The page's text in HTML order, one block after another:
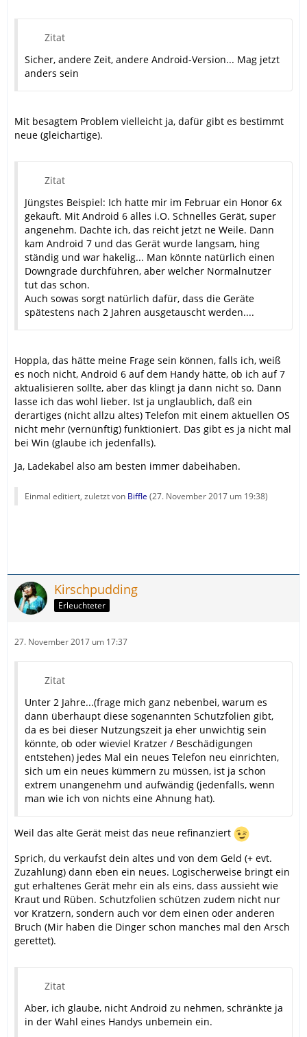
Zitat
Sicher, andere Zeit, andere Android-Version... Mag jetzt
anders sein
Mit besagtem Problem vielleicht ja, dafür gibt es bestimmt
neue (gleichartige).
Zitat
Jüngstes Beispiel: Ich hatte mir im Februar ein Honor 6x
gekauft. Mit Android 6 alles i.O. Schnelles Gerät, super
angenehm. Dachte ich, das reicht jetzt ne Weile. Dann
kam Android 7 und das Gerät wurde langsam, hing
ständig und war hakelig... Man könnte natürlich einen
Downgrade durchführen, aber welcher Normalnutzer
tut das schon.
Auch sowas sorgt natürlich dafür, dass die Geräte
spätestens nach 2 Jahren ausgetauscht werden....
Hoppla, das hätte meine Frage sein können, falls ich, weiß
es noch nicht, Android 6 auf dem Handy hätte, ob ich auf 7
aktualisieren sollte, aber das klingt ja dann nicht so. Dann
lasse ich das wohl lieber. Ist ja unglaublich, daß ein
derartiges (nicht allzu altes) Telefon mit einem aktuellen OS
nicht mehr (vernünftig) funktioniert. Das gibt es ja nicht mal
bei Win (glaube ich jedenfalls).
Ja, Ladekabel also am besten immer dabeihaben.
Einmal editiert, zuletzt von Biffle (27. November 2017 um 19:38)
Kirschpudding
Erleuchteter
27. November 2017 um 17:37
Zitat
Unter 2 Jahre...(frage mich ganz nebenbei, warum es
dann überhaupt diese sogenannten Schutzfolien gibt,
da es bei dieser Nutzungszeit ja eher unwichtig sein
könnte, ob oder wieviel Kratzer / Beschädigungen
entstehen) jedes Mal ein neues Telefon neu einrichten,
sich um ein neues kümmern zu müssen, ist ja schon
extrem unangenehm und aufwändig (jedenfalls, wenn
man wie ich von nichts eine Ahnung hat).
Weil das alte Gerät meist das neue refinanziert
Sprich, du verkaufst dein altes und von dem Geld (+ evt.
Zuzahlung) dann eben ein neues. Logischerweise bringt ein
gut erhaltenes Gerät mehr ein als eins, dass aussieht wie
Kraut und Rüben. Schutzfolien schützen zudem nicht nur
vor Kratzern, sondern auch vor dem einen oder anderen
Bruch (Mir haben die Dinger schon manches mal den Arsch
gerettet).
Zitat
Aber, ich glaube, nicht Android zu nehmen, schränkte ja
in der Wahl eines Handys unbemein ein.